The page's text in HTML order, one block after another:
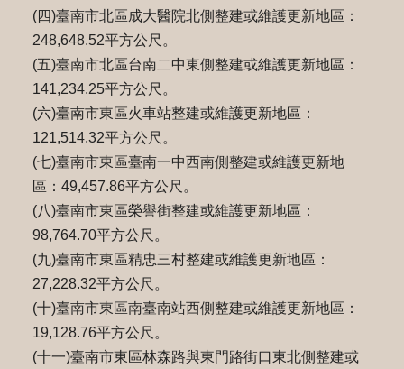
(四)臺南市北區成大醫院北側整建或維護更新地區：
248,648.52平方公尺。
(五)臺南市北區台南二中東側整建或維護更新地區：
141,234.25平方公尺。
(六)臺南市東區火車站整建或維護更新地區：
121,514.32平方公尺。
(七)臺南市東區臺南一中西南側整建或維護更新地
區：49,457.86平方公尺。
(八)臺南市東區榮譽街整建或維護更新地區：
98,764.70平方公尺。
(九)臺南市東區精忠三村整建或維護更新地區：
27,228.32平方公尺。
(十)臺南市東區南臺南站西側整建或維護更新地區：
19,128.76平方公尺。
(十一)臺南市東區林森路與東門路街口東北側整建或